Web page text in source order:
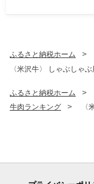
ふるさと納税ホーム
〈米沢牛〉 しゃぶしゃ
ふるさと納税ホーム
牛肉ランキング
〈